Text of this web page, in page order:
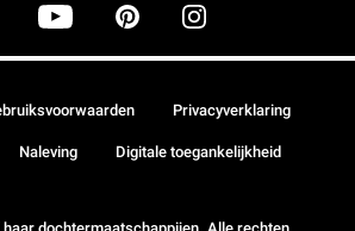
Privacyverklaring
Naleving Digitale toegankelijkheid